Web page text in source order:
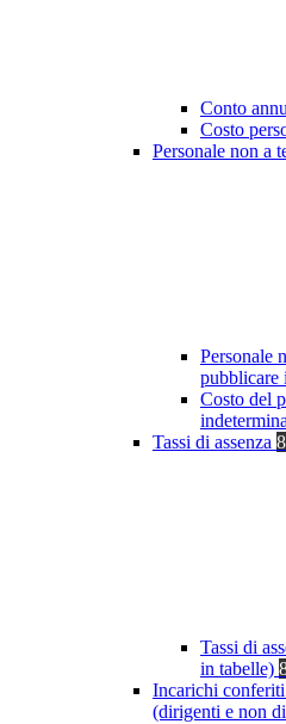
Conto
Costo
Personale non a
Personale
pubblicare
Costo del
Tassi di assenza 8
Tassi di
in tabelle)
Incarichi
(dirigenti e non